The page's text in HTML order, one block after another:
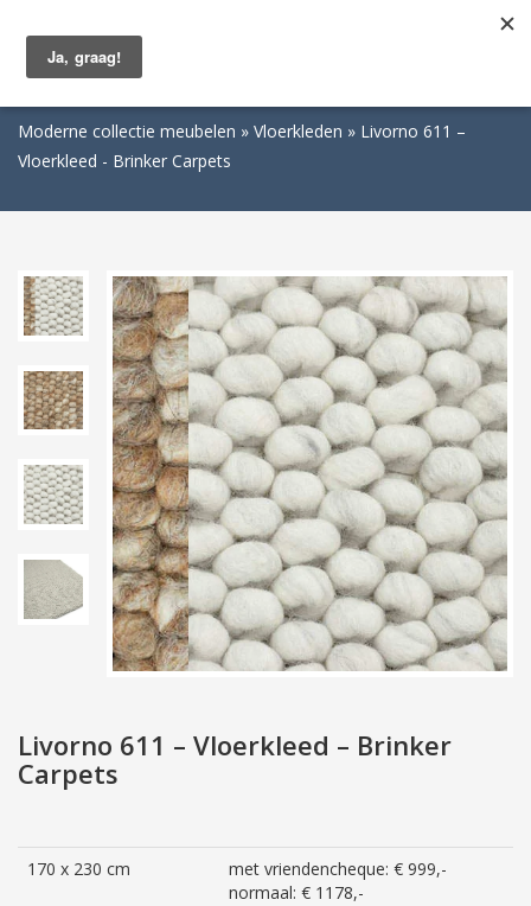
Moderne collectie meubelen Vloerkleden
Livorno 611 –
Vloerkleed - Brinker Carpets
Livorno 611 – Vloerkleed – Brinker
Carpets
170 x 230 cm
met vriendencheque: € 999,-
normaal: € 1178,-